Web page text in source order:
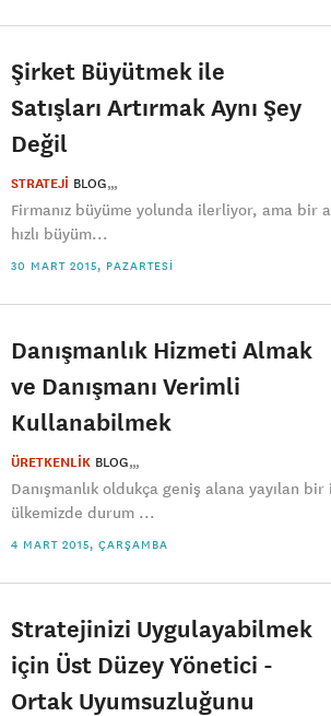
Şirket Büyütmek ile
Satışları Artırmak Aynı Şey
Değil
STRATEJİ BLOG
Firmanız büyüme yolunda ilerliyor, ama bir
hızlı büyüm...
30 MART 2015, PAZARTESI
Danışmanlık Hizmeti Almak
ve Danışmanı Verimli
Kullanabilmek
ÜRETKENLİK BLOG
Danışmanlık oldukça geniş alana yayılan bir
ülkemizde durum ...
4 MART 2015, ÇARŞAMBA
Stratejinizi Uygulayabilmek
için Üst Düzey Yönetici -
Ortak Uyumsuzluğunu